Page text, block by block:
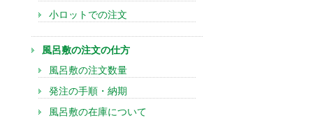
小ロットでの注文
風呂敷の注文の仕方
風呂敷の注文数量
発注の手順・納期
風呂敷の在庫について